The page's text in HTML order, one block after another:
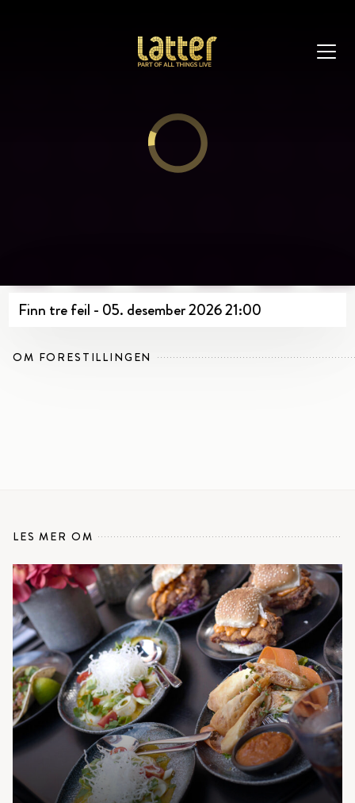
Finn tre feil - 05. desember 2026 21:00
OM FORESTILLINGEN
LES MER OM